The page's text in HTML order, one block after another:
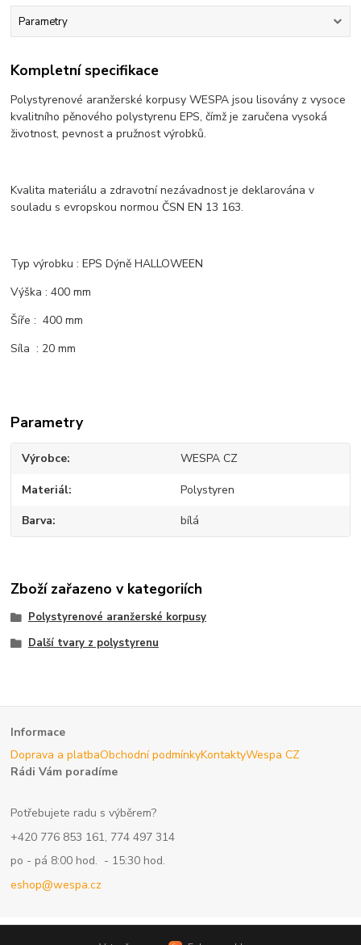
Parametry
Kompletní specifikace
Polystyrenové aranžerské korpusy WESPA jsou lisovány z vysoce
kvalitního pěnového polystyrenu EPS, čímž je zaručena vysoká
životnost, pevnost a pružnost výrobků.
Kvalita materiálu a zdravotní nezávadnost je deklarována v
souladu s evropskou normou ČSN EN 13 163.
Typ výrobku : EPS Dýně HALLOWEEN
Výška : 400 mm
Šíře : 400 mm
Síla : 20 mm
Parametry
Výrobce WESPA CZ
Materiál Polystyren
Barva bílá
Zboží zařazeno v kategoriích
Polystyrenové aranžerské korpusy
Další tvary z polystyrenu
Informace
Doprava a platbaObchodní podmínkyKontaktyWespa CZ
Rádi Vám poradíme
Potřebujete radu s výběrem?
+420 776 853 161, 774 497 314
po - pá 8:00 hod. - 15:30 hod.
eshop@wespa.cz